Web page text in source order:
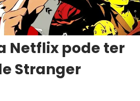
Netflix pode ter
Stranger